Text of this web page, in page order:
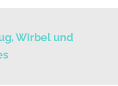
Wirbel und